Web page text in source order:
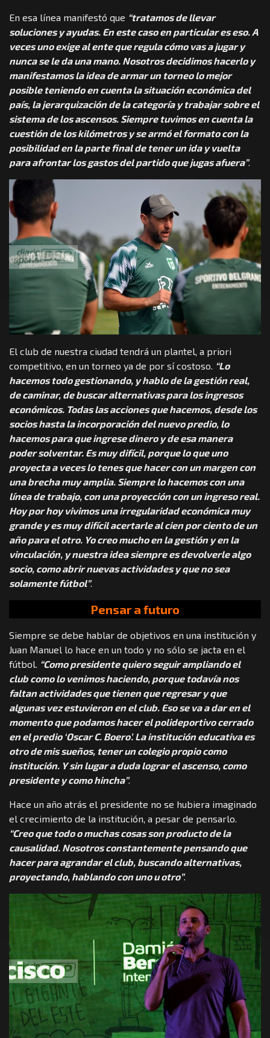
En esa línea manifestó que “tratamos de llevar
soluciones y ayudas. En este caso en particular es eso. A
veces uno exige al ente que regula cómo vas a jugar y
nunca se le da una mano. Nosotros decidimos hacerlo y
manifestamos la idea de armar un torneo lo mejor
posible teniendo en cuenta la situación económica del
país, la jerarquización de la categoría y trabajar sobre el
sistema de los ascensos. Siempre tuvimos en cuenta la
cuestión de los kilómetros y se armó el formato con la
posibilidad en la parte final de tener un ida y vuelta
para afrontar los gastos del partido que jugas afuera”.
El club de nuestra ciudad tendrá un plantel, a priori
competitivo, en un torneo ya de por sí costoso. “Lo
hacemos todo gestionando, y hablo de la gestión real,
de caminar, de buscar alternativas para los ingresos
económicos. Todas las acciones que hacemos, desde los
socios hasta la incorporación del nuevo predio, lo
hacemos para que ingrese dinero y de esa manera
poder solventar. Es muy difícil, porque lo que uno
proyecta a veces lo tenes que hacer con un margen con
una brecha muy amplia. Siempre lo hacemos con una
línea de trabajo, con una proyección con un ingreso real.
Hoy por hoy vivimos una irregularidad económica muy
grande y es muy difícil acertarle al cien por ciento de un
año para el otro. Yo creo mucho en la gestión y en la
vinculación, y nuestra idea siempre es devolverle algo
socio, como abrir nuevas actividades y que no sea
solamente fútbol”.
Pensar a futuro
Siempre se debe hablar de objetivos en una institución y
Juan Manuel lo hace en un todo y no sólo se jacta en el
fútbol. “Como presidente quiero seguir ampliando el
club como lo venimos haciendo, porque todavía nos
faltan actividades que tienen que regresar y que
algunas vez estuvieron en el club. Eso se va a dar en el
momento que podamos hacer el polideportivo cerrado
en el predio ‘Oscar C. Boero’. La institución educativa es
otro de mis sueños, tener un colegio propio como
institución. Y sin lugar a duda lograr el ascenso, como
presidente y como hincha”.
Hace un año atrás el presidente no se hubiera imaginado
el crecimiento de la institución, a pesar de pensarlo.
“Creo que todo o muchas cosas son producto de la
causalidad. Nosotros constantemente pensando que
hacer para agrandar el club, buscando alternativas,
proyectando, hablando con uno u otro”.